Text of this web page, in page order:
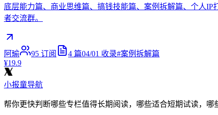
底层能力篇、商业思维篇、搞钱技能篇、案例拆解篇、个人
者交流群。
阿瑜 95 订阅 4 篇04/01 收录#案例拆解篇
¥19.9
小报童导航
帮你更快判断哪些专栏值得长期阅读，哪些适合短期试读，哪